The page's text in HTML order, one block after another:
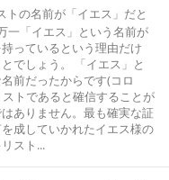
の名前が「イエス」だと
一「イエス」という名前が
っているという理由だけ
でしょう。 「イエス」と
前だったからです(コロ
トであると確信することが
ありません。最も確実な証
成していかれたイエス様の
スト...